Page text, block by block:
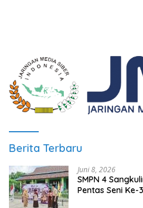
Berita Terbaru
Juni 8, 2026
SMPN 4
Pentas Seni